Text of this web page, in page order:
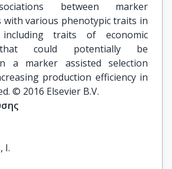
between marker
with various phenotypic traits in
traits of economic
that could potentially be
a marker assisted selection
production efficiency in
© 2016 Elsevier B.V.
I.